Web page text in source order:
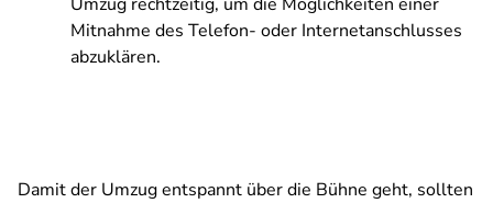
Mitnahme des Telefon- oder Internetanschlusses
abzuklären.
Damit der Umzug entspannt über die Bühne geht, sollten